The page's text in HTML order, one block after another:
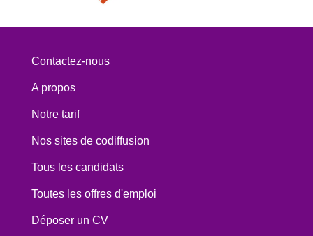
Contactez-nous
A propos
Notre tarif
Nos sites de codiffusion
Tous les candidats
Toutes les offres d'emploi
Déposer un CV